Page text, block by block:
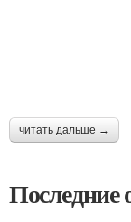
читать дальше →
Последние